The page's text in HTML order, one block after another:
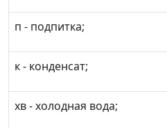
п - подпитка;
к - конденсат;
хв - холодная вода;